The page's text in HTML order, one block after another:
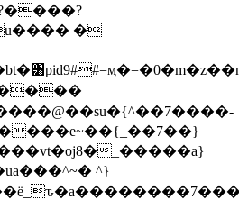
�
_�����a}
^}